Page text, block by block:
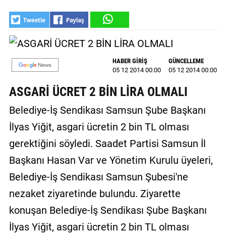
EKONOMİ
BELEDİYELER
SAĞLIK
GALERİ
VİDEO
YAZARLAR
BİZE
ULAŞIN
Künye
HABER GİRİŞ
05 12 2014 00:00
GÜNCELLEME
05 12 2014 00:00
ASGARİ ÜCRET 2 BİN LİRA OLMALI
Belediye-İş Sendikası Samsun Şube Başkanı
İlyas Yiğit, asgari ücretin 2 bin TL olması
gerektiğini söyledi. Saadet Partisi Samsun İl
Başkanı Hasan Var ve Yönetim Kurulu üyeleri,
Belediye-İş Sendikası Samsun Şubesi'ne
nezaket ziyaretinde bulundu. Ziyarette
konuşan Belediye-İş Sendikası Şube Başkanı
İlyas Yiğit, asgari ücretin 2 bin TL olması